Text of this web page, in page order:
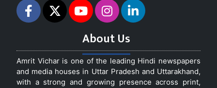
About Us
Amrit Vichar is one of the leading Hindi newspapers
and media houses in Uttar Pradesh and Uttarakhand,
with a strong and growing presence across print,